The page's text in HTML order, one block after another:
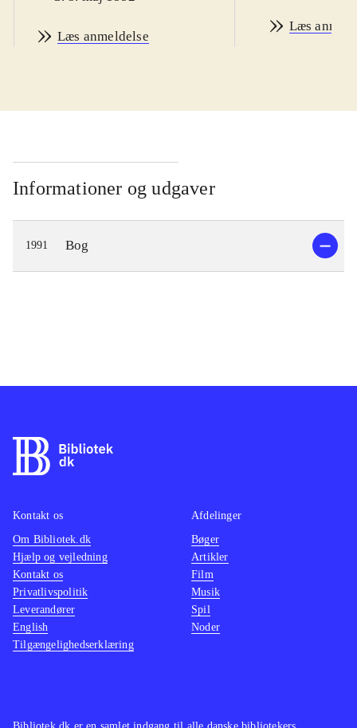
Læs anmeldelse
Læs
Informationer og udgaver
1991 Bog
Kontakt os
Om Bibliotek.dk
Hjælp og vejledning
Kontakt os
Privatlivspolitik
Leverandører
English
Tilgængelighedserklæring
Afdelinger
Bøger
Artikler
Film
Musik
Spil
Noder